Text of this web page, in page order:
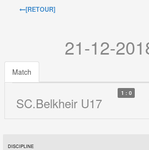
[RETOUR]
21-12-
Match
SC.Belkheir U17
1 : 0
DISCIPLINE